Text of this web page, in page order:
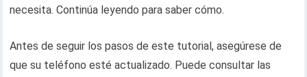
necesita. Continúa leyendo para saber cómo.
Antes de seguir los pasos de este tutorial, asegúrese de
que su teléfono esté actualizado. Puede consultar las